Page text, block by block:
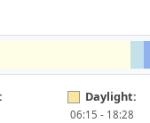
Daylight:
06:15 - 18:28